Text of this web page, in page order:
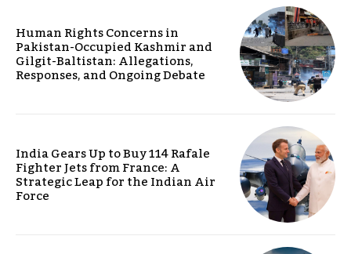
Human Rights Concerns in
Pakistan-Occupied Kashmir and
Gilgit-Baltistan: Allegations,
Responses, and Ongoing Debate
India Gears Up to Buy 114 Rafale
Fighter Jets from France: A
Strategic Leap for the Indian Air
Force